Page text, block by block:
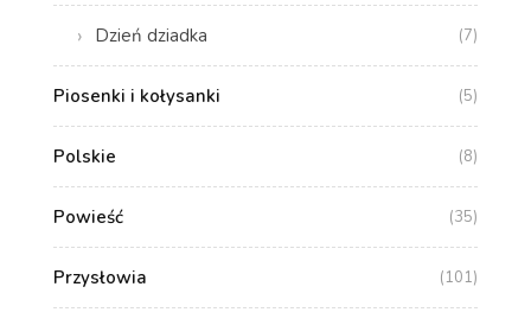
Dzień dziadka (7)
Piosenki i kołysanki (5)
Polskie (8)
Powieść (35)
Przysłowia (101)